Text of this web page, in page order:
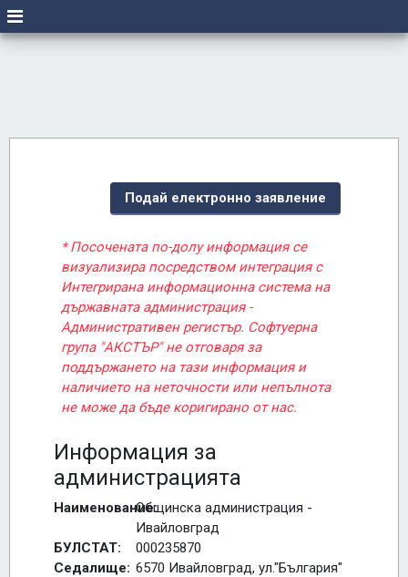
Подай електронно заявление
* Посочената по-долу информация се
визуализира посредством интеграция с
Интегрирана информационна система на
държавната администрация -
Административен регистър. Софтуерна
група "АКСТЪР" не отговаря за
поддържането на тази информация и
наличието на неточности или непълнота
не може да бъде коригирано от нас.
Информация за
администрацията
Наименование:Общинска администрация -
Ивайловград
БУЛСТАТ:
000235870
Седалище: 6570 Ивайловград, ул."България"